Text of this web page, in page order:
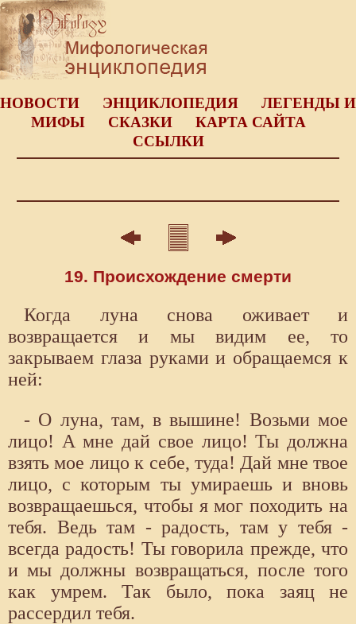
НОВОСТИ ЭНЦИКЛОПЕДИЯ
ЛЕГЕНДЫ И
МИФЫ
СКАЗКИ
КАРТА САЙТА
ССЫЛКИ
19. Происхождение смерти
Когда луна снова оживает и
возвращается и мы видим ее, то
закрываем глаза руками и обращаемся к
ней:
- О луна, там, в вышине! Возьми мое
лицо! А мне дай свое лицо! Ты должна
взять мое лицо к себе, туда! Дай мне твое
лицо, с которым ты умираешь и вновь
возвращаешься, чтобы я мог походить на
тебя. Ведь там - радость, там у тебя -
всегда радость! Ты говорила прежде, что
и мы должны возвращаться, после того
как умрем. Так было, пока заяц не
рассердил тебя.